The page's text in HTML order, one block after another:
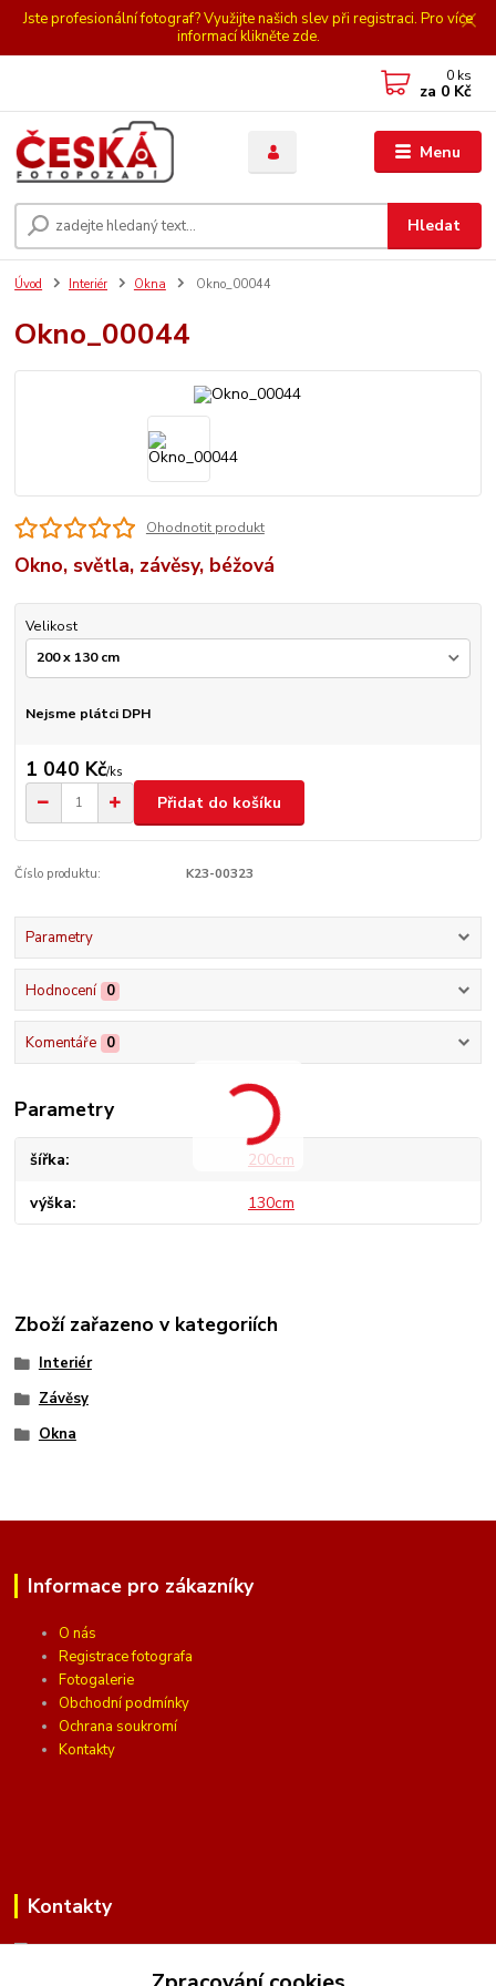
Jste profesionální fotograf? Využijte našich slev při registraci. Pro více
informací klikněte zde.
Menu
Hledat
0 ks
za 0 Kč
Úvod Interiér Okna Okno_00044
Okno_00044
Ohodnotit produkt
Okno, světla, závěsy, béžová
Velikost
Nejsme plátci DPH
1 040 Kč/ks
Přidat do košíku
Číslo produktu: K23-00323
Parametry
Hodnocení 0
Komentáře 0
Parametry
šířka 200cm
výška 130cm
Zboží zařazeno v kategoriích
Interiér
Závěsy
Okna
Informace pro zákazníky
O nás
Registrace fotografa
Fotogalerie
Obchodní podmínky
Ochrana soukromí
Kontakty
Kontakty
(Po-Pá, 10 - 16 hod.)